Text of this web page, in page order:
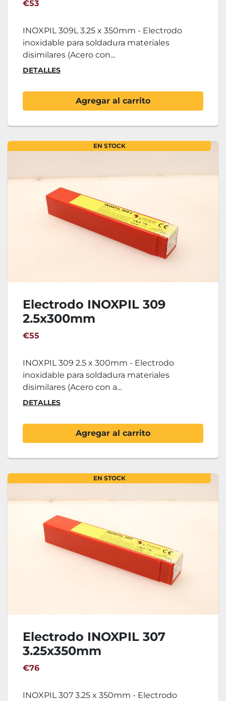
€53
INOXPIL 309L 3.25 x 350mm - Electrodo
inoxidable para soldadura materiales
disimilares (Acero con...
DETALLES
Agregar al carrito
EN STOCK
Electrodo INOXPIL 309
2.5x300mm
€55
INOXPIL 309 2.5 x 300mm - Electrodo
inoxidable para soldadura materiales
disimilares (Acero con a...
DETALLES
Agregar al carrito
EN STOCK
Electrodo INOXPIL 307
3.25x350mm
€76
INOXPIL 307 3.25 x 350mm - Electrodo